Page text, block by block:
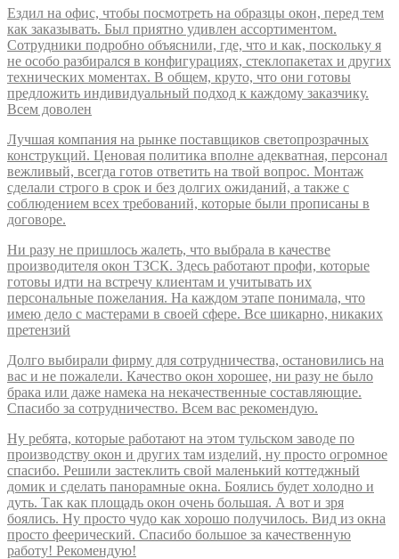
Ездил на офис, чтобы посмотреть на образцы окон, перед тем
как заказывать. Был приятно удивлен ассортиментом.
Сотрудники подробно объяснили, где, что и как, поскольку я
не особо разбирался в конфигурациях, стеклопакетах и других
технических моментах. В общем, круто, что они готовы
предложить индивидуальный подход к каждому заказчику.
Всем доволен
Лучшая компания на рынке поставщиков светопрозрачных
конструкций. Ценовая политика вполне адекватная, персонал
вежливый, всегда готов ответить на твой вопрос. Монтаж
сделали строго в срок и без долгих ожиданий, а также с
соблюдением всех требований, которые были прописаны в
договоре.
Ни разу не пришлось жалеть, что выбрала в качестве
производителя окон ТЗСК. Здесь работают профи, которые
готовы идти на встречу клиентам и учитывать их
персональные пожелания. На каждом этапе понимала, что
имею дело с мастерами в своей сфере. Все шикарно, никаких
претензий
Долго выбирали фирму для сотрудничества, остановились на
вас и не пожалели. Качество окон хорошее, ни разу не было
брака или даже намека на некачественные составляющие.
Спасибо за сотрудничество. Всем вас рекомендую.
Ну ребята, которые работают на этом тульском заводе по
производству окон и других там изделий, ну просто огромное
спасибо. Решили застеклить свой маленький коттеджный
домик и сделать панорамные окна. Боялись будет холодно и
дуть. Так как площадь окон очень большая. А вот и зря
боялись. Ну просто чудо как хорошо получилось. Вид из окна
просто феерический. Спасибо большое за качественную
работу! Рекомендую!